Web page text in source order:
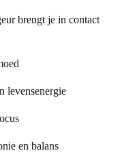
brengt je in contact
levensenergie
en balans